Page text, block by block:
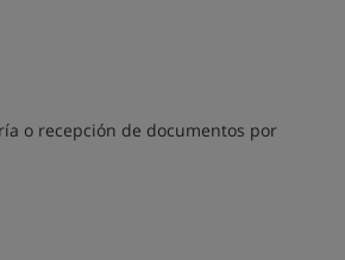
o recepción de documentos por